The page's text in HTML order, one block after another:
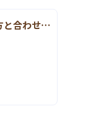
と合わせ…